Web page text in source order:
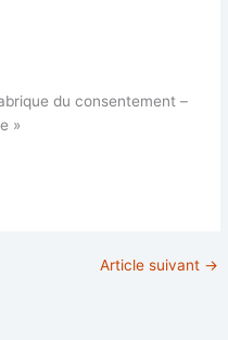
du consentement –
»
Article suivant →